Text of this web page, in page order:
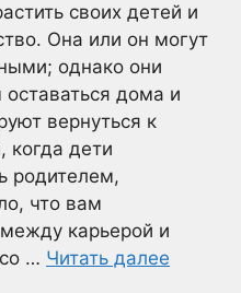
своих детей и
Она или он могут
однако они
оставаться дома и
вернуться к
когда дети
родителем,
что вам
карьерой и
… Читать далее